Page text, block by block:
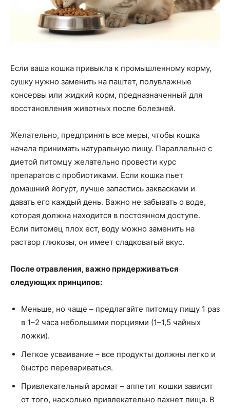
Если ваша кошка привыкла к промышленному корму,
сушку нужно заменить на паштет, полувлажные
консервы или жидкий корм, предназначенный для
восстановления животных после болезней.
Желательно, предпринять все меры, чтобы кошка
начала принимать натуральную пищу. Параллельно с
диетой питомцу желательно провести курс
препаратов с пробиотиками. Если кошка пьет
домашний йогурт, лучше запастись заквасками и
давать его каждый день. Важно не забывать о воде,
которая должна находится в постоянном доступе.
Если питомец плох ест, воду можно заменить на
раствор глюкозы, он имеет сладковатый вкус.
После отравления, важно придерживаться
следующих принципов:
Меньше, но чаще – предлагайте питомцу пищу 1 раз
в 1–2 часа небольшими порциями (1–1,5 чайных
ложки).
Легкое усваивание – все продукты должны легко и
быстро перевариваться.
Привлекательный аромат – аппетит кошки зависит
от того, насколько привлекательно пахнет пища. В